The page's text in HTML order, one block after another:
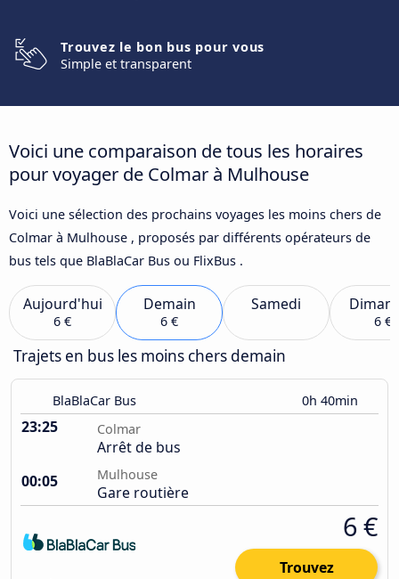
Trouvez le bon bus pour vous
Simple et transparent
Voici une comparaison de tous les horaires
pour voyager de Colmar à Mulhouse
Voici une sélection des prochains voyages les moins chers de
Colmar à Mulhouse , proposés par différents opérateurs de
bus tels que BlaBlaCar Bus ou FlixBus .
Aujourd'hui
6 €
Demain
6 €
Samedi
6 €
Trajets en bus les moins chers demain
BlaBlaCar Bus 0h 40min
23:25 Colmar
Arrêt de bus
00:05
Mulhouse
Gare routière
6 €
Trouvez